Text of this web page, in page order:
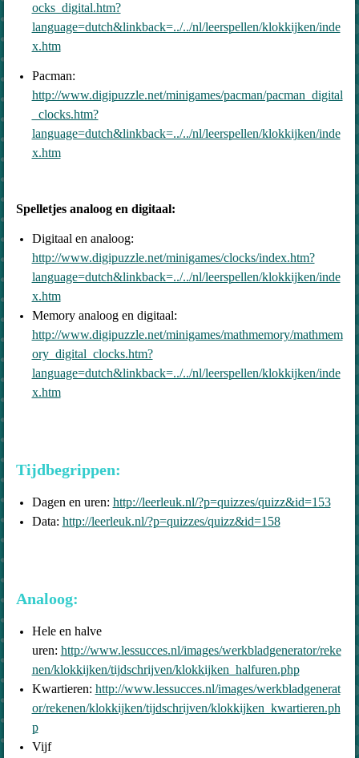
ocks_digital.htm?
language=dutch&linkback=../../nl/leerspellen/klokkijken/inde
x.htm
Pacman:
http://www.digipuzzle.net/minigames/pacman/pacman_digital
_clocks.htm?
language=dutch&linkback=../../nl/leerspellen/klokkijken/inde
x.htm
Spelletjes analoog en digitaal:
Digitaal en analoog:
http://www.digipuzzle.net/minigames/clocks/index.htm?
language=dutch&linkback=../../nl/leerspellen/klokkijken/inde
x.htm
Memory analoog en digitaal:
http://www.digipuzzle.net/minigames/mathmemory/mathmem
ory_digital_clocks.htm?
language=dutch&linkback=../../nl/leerspellen/klokkijken/inde
x.htm
Tijdbegrippen:
Dagen en uren: http://leerleuk.nl/?p=quizzes/quizz&id=153
Data: http://leerleuk.nl/?p=quizzes/quizz&id=158
Analoog:
Hele en halve
uren: http://www.lessucces.nl/images/werkbladgenerator/reke
nen/klokkijken/tijdschrijven/klokkijken_halfuren.php
Kwartieren: http://www.lessucces.nl/images/werkbladgenerat
or/rekenen/klokkijken/tijdschrijven/klokkijken_kwartieren.ph
p
Vijf